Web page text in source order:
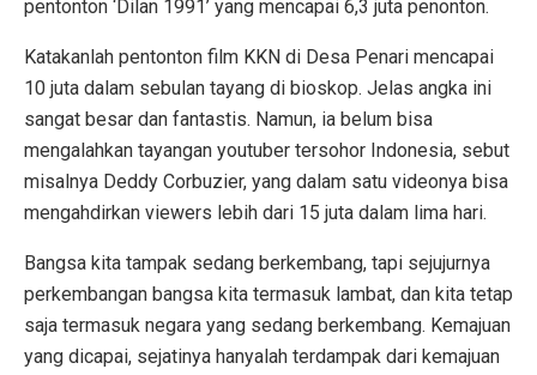
pentonton ‘Dilan 1991’ yang mencapai 6,3 juta penonton.
Katakanlah pentonton film KKN di Desa Penari mencapai
10 juta dalam sebulan tayang di bioskop. Jelas angka ini
sangat besar dan fantastis. Namun, ia belum bisa
mengalahkan tayangan youtuber tersohor Indonesia, sebut
misalnya Deddy Corbuzier, yang dalam satu videonya bisa
mengahdirkan viewers lebih dari 15 juta dalam lima hari.
Bangsa kita tampak sedang berkembang, tapi sejujurnya
perkembangan bangsa kita termasuk lambat, dan kita tetap
saja termasuk negara yang sedang berkembang. Kemajuan
yang dicapai, sejatinya hanyalah terdampak dari kemajuan